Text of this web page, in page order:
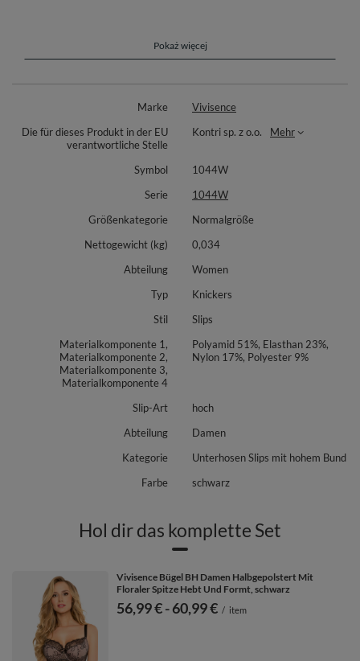
Materialzusammensetzung: 51% Polyamid, 23% Elastan, 17% Nylon, 9%
Pokaż więcej
Marke
Vivisence
Die für dieses Produkt in der EU
verantwortliche Stelle
Kontri sp. z o.o. Mehr
Symbol
1044W
Serie
1044W
Größenkategorie
Normalgröße
Nettogewicht (kg)
0,034
Abteilung
Women
Typ
Knickers
Stil
Slips
Materialkomponente 1,
Materialkomponente 2,
Materialkomponente 3,
Materialkomponente 4
Polyamid 51%, Elasthan 23%,
Nylon 17%, Polyester 9%
Slip-Art
hoch
Abteilung
Damen
Kategorie
Unterhosen Slips mit hohem Bund
Farbe
schwarz
Hol dir das komplette Set
Vivisence Bügel BH Damen Halbgepolstert Mit
Floraler Spitze Hebt Und Formt, schwarz
ab
56,99 €-bis
60,99 € / item